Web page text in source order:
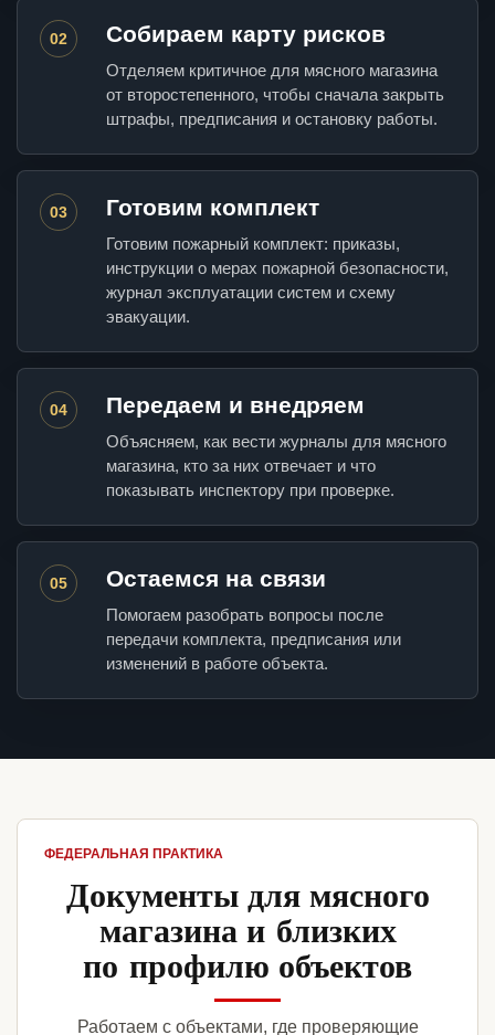
02 Собираем карту рисков
Отделяем критичное для мясного магазина
от второстепенного, чтобы сначала закрыть
штрафы, предписания и остановку работы.
03 Готовим комплект
Готовим пожарный комплект: приказы,
инструкции о мерах пожарной безопасности,
журнал эксплуатации систем и схему
эвакуации.
04 Передаем и внедряем
Объясняем, как вести журналы для мясного
магазина, кто за них отвечает и что
показывать инспектору при проверке.
05 Остаемся на связи
Помогаем разобрать вопросы после
передачи комплекта, предписания или
изменений в работе объекта.
ФЕДЕРАЛЬНАЯ ПРАКТИКА
Документы для мясного
магазина и близких
по профилю объектов
Работаем с объектами, где проверяющие